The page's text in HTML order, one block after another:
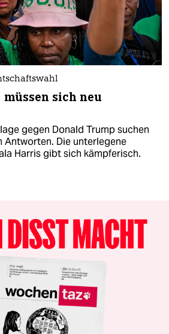
sich neu
gegen Donald Trump suchen
Antworten. Die unterlegene
Harris gibt sich kämpferisch.